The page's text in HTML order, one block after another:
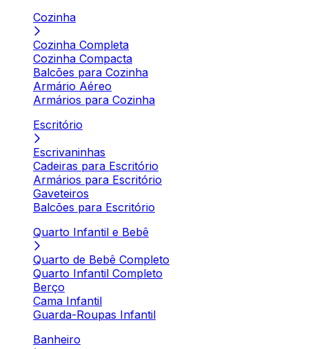
Cozinha
Cozinha Completa
Cozinha Compacta
Balcões para Cozinha
Armário Aéreo
Armários para Cozinha
Escritório
Escrivaninhas
Cadeiras para Escritório
Armários para Escritório
Gaveteiros
Balcões para Escritório
Quarto Infantil e Bebê
Quarto de Bebê Completo
Quarto Infantil Completo
Berço
Cama Infantil
Guarda-Roupas Infantil
Banheiro